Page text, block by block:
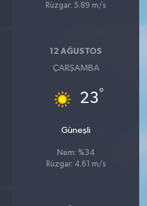
Rüzgar: 5.89 m/s
12 AĞUSTOS
ÇARŞAMBA
23°
Güneşli
Nem: %34
Rüzgar: 4.61 m/s